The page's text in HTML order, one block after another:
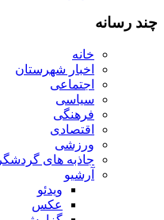
چند رسانه
خانه
اخبار شهرستان
اجتماعی
سیاسی
فرهنگی
اقتصادی
ورزشی
جاذبه های
آرشیو
ویدئو
عکس